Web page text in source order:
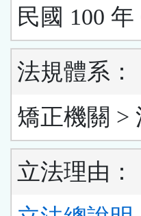
民國 100 年
法規體系：
矯正機關 >
立法理由：